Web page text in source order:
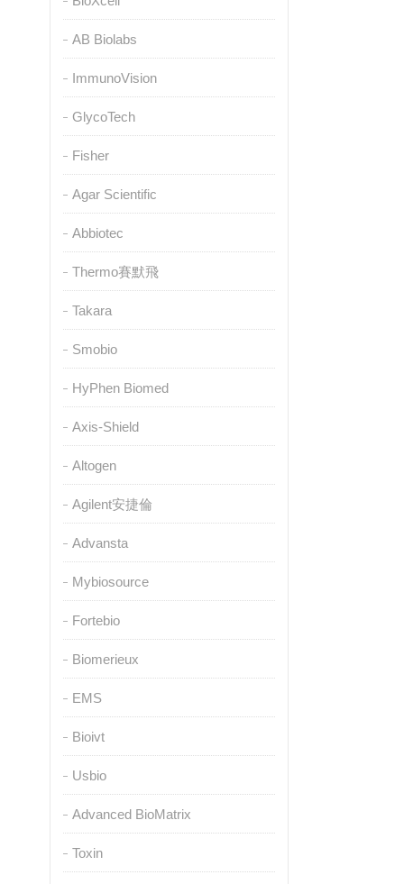
AB Biolabs
ImmunoVision
GlycoTech
Fisher
Agar Scientific
Abbiotec
Thermo賽默飛
Takara
Smobio
HyPhen Biomed
Axis-Shield
Altogen
Agilent安捷倫
Advansta
Mybiosource
Fortebio
Biomerieux
EMS
Bioivt
Usbio
Advanced BioMatrix
Toxin